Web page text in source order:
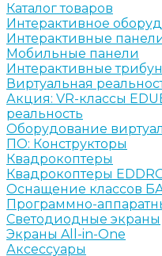
Каталог товаров
Интерактивное
Интерактивные
Мобильные панели
Интерактивные
Виртуальная
Акция: VR-классы
реальность
Оборудование
ПО: Конструкторы
Квадрокоптеры
Квадрокоптеры
Оснащение классов
Программно-
Светодиодные экраны
Экраны All-in-One
Аксессуары